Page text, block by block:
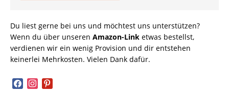
Du liest gerne bei uns und möchtest uns unterstützen?
Wenn du über unseren Amazon-Link etwas bestellst,
verdienen wir ein wenig Provision und dir entstehen
keinerlei Mehrkosten. Vielen Dank dafür.
facebookinstagram
pinterest